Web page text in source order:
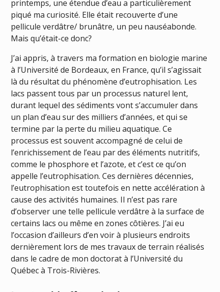
printemps, une étendue d’eau a particulièrement
piqué ma curiosité. Elle était recouverte d’une
pellicule verdâtre/ brunâtre, un peu nauséabonde.
Mais qu’était-ce donc?
J’ai appris, à travers ma formation en biologie marine
à l’Université de Bordeaux, en France, qu’il s’agissait
là du résultat du phénomène d’eutrophisation. Les
lacs passent tous par un processus naturel lent,
durant lequel des sédiments vont s’accumuler dans
un plan d’eau sur des milliers d’années, et qui se
termine par la perte du milieu aquatique. Ce
processus est souvent accompagné de celui de
l’enrichissement de l’eau par des éléments nutritifs,
comme le phosphore et l’azote, et c’est ce qu’on
appelle l’eutrophisation. Ces dernières décennies,
l’eutrophisation est toutefois en nette accélération à
cause des activités humaines. Il n’est pas rare
d’observer une telle pellicule verdâtre à la surface de
certains lacs ou même en zones côtières. J’ai eu
l’occasion d’ailleurs d’en voir à plusieurs endroits
dernièrement lors de mes travaux de terrain réalisés
dans le cadre de mon doctorat à l’Université du
Québec à Trois-Rivières.